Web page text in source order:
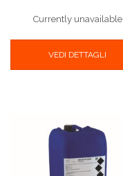
Currently unavailable
VEDI DETTAGLI